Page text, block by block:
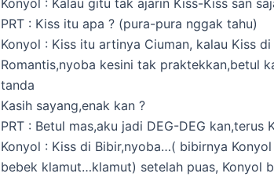
Konyol : Kalau gitu tak ajarin Kiss-Kiss san
PRT : Kiss itu apa ? (pura-pura nggak tahu)
Konyol : Kiss itu artinya Ciuman, kalau Kiss di
Romantis,nyoba kesini tak praktekkan,betul
tanda
Kasih sayang,enak kan ?
PRT : Betul mas,aku jadi DEG-DEG kan,terus
Konyol : Kiss di Bibir,nyoba…( bibirnya
bebek klamut…klamut) setelah puas, Konyol